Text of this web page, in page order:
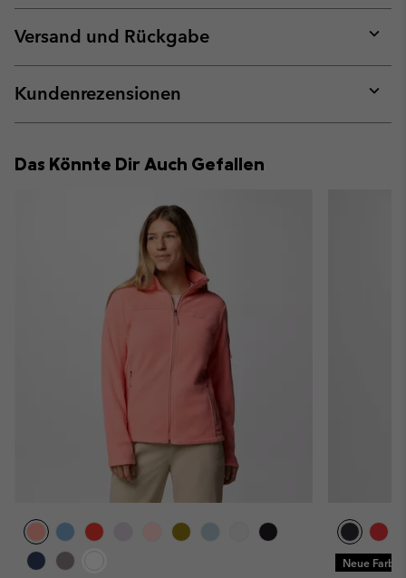
or
Versand und Rückgabe
or
Kundenrezensionen
or
Das Könnte Dir Auch Gefallen
Neue